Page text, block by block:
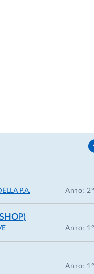
pubbliche”
P.A. Anno: 2°
Anno: 1°
Anno: 1°